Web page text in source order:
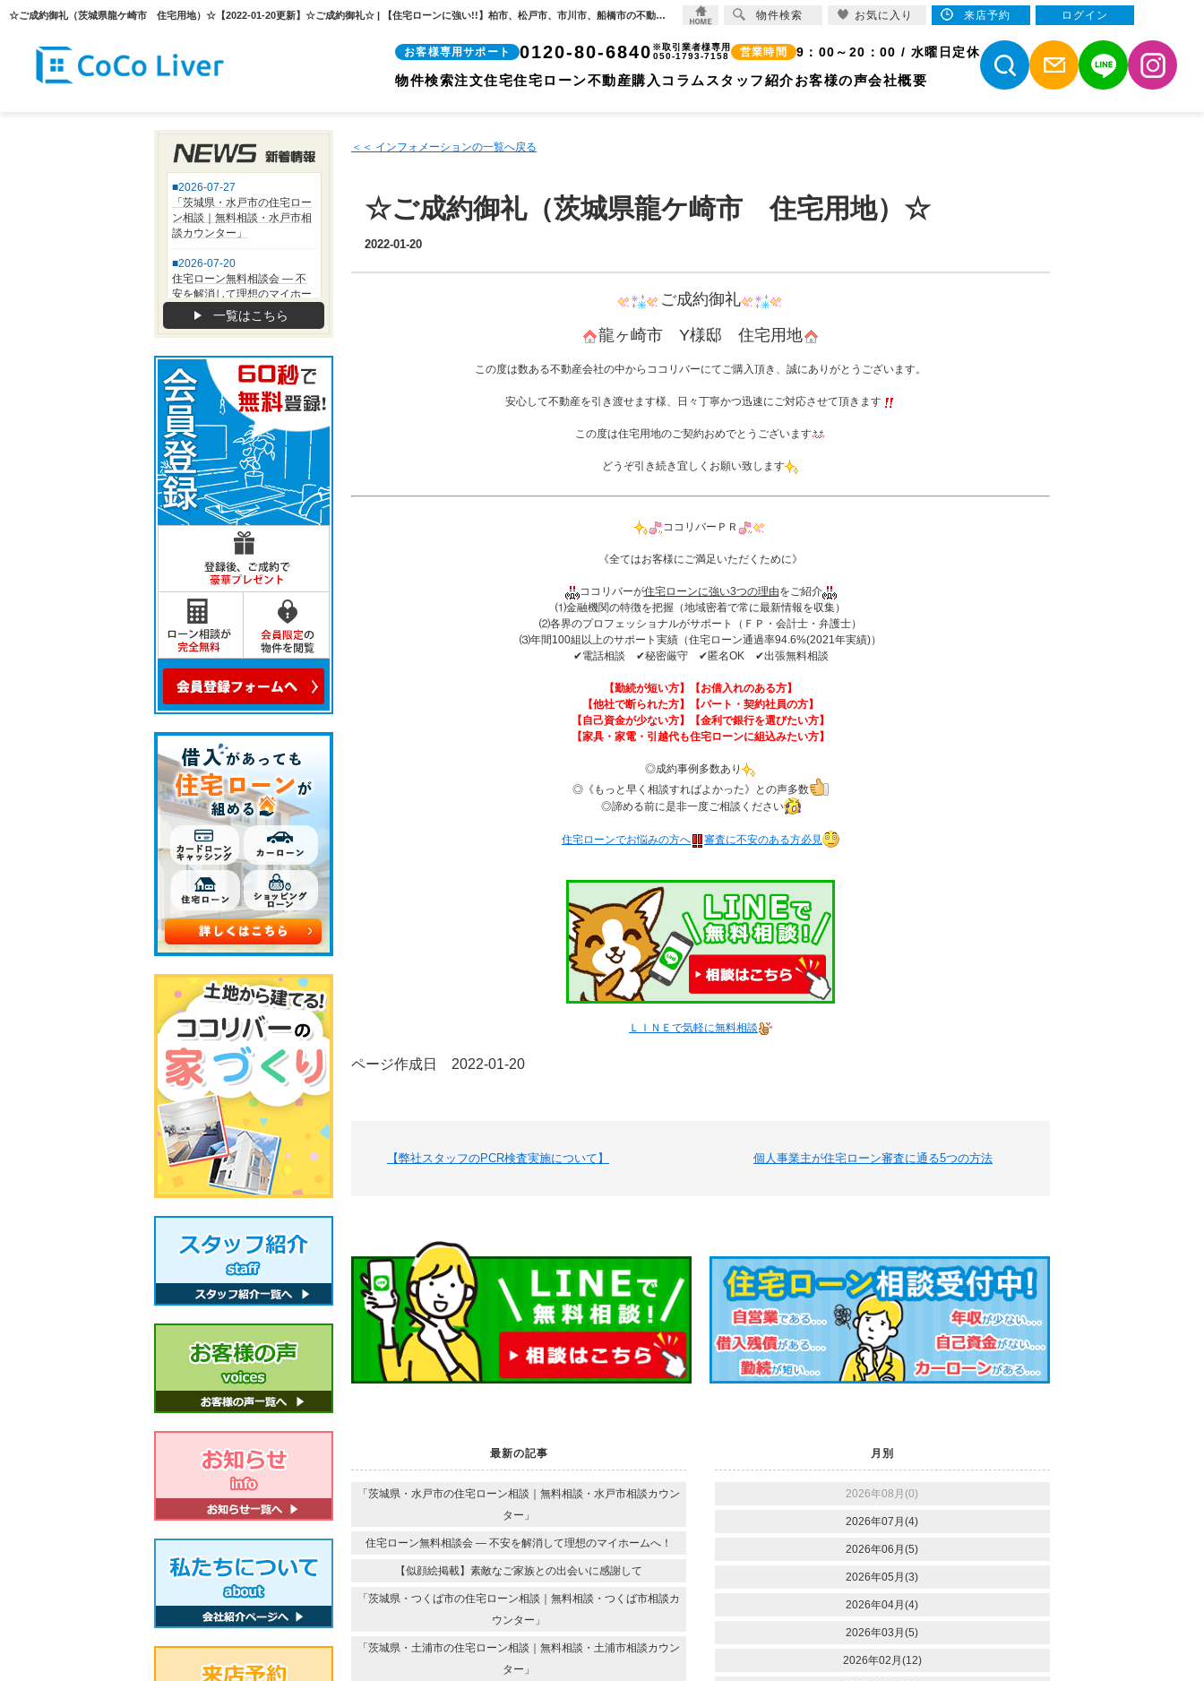
☆ご成約御礼（茨城県龍ケ崎市 住宅用地）☆【2022-01-20更新】☆ご成約御礼☆ | 【住宅ローンに強い!!】柏市、松戸市、市川市、船橋市の不動産のことなら株式会社ココリバーの不動産のことなら株式会社ココリバー
お客様専用サポート 0120-80-6840 ※取引業者様専用
050-1793-7158
営業時間 9：00～20：00 / 水曜日定休
物件検索注文住宅住宅ローン不動産購入コラム スタッフ紹介お客様の声会社概要
＜＜ インフォメーションの一覧へ戻る
☆ご成約御礼（茨城県龍ケ崎市 住宅用地）☆
2022-01-20
ご成約御礼
龍ヶ崎市 Y様邸 住宅用地
この度は数ある不動産会社の中からココリバーにてご購入頂き、誠にありがとうございます。
安心して不動産を引き渡せます様、日々丁寧かつ迅速にご対応させて頂きます
この度は住宅用地のご契約おめでとうございます
どうぞ引き続き宜しくお願い致します
ココリバーＰＲ
《全てはお客様にご満足いただくために》
ココリバーが住宅ローンに強い3つの理由をご紹介
⑴金融機関の特徴を把握（地域密着で常に最新情報を収集）
⑵各界のプロフェッショナルがサポート（ＦＰ・会計士・弁護士）
⑶年間100組以上のサポート実績（住宅ローン通過率94.6%(2021年実績)）
✔︎電話相談 ✔︎秘密厳守 ✔︎匿名OK ✔︎出張無料相談
【勤続が短い方】【お借入れのある方】
【他社で断られた方】【パート・契約社員の方】
【自己資金が少ない方】【金利で銀行を選びたい方】
【家具・家電・引越代も住宅ローンに組込みたい方】
◎成約事例多数あり
◎《もっと早く相談すればよかった》との声多数
◎諦める前に是非一度ご相談ください
住宅ローンでお悩みの方へ 審査に不安のある方必見
ＬＩＮＥで気軽に無料相談
ページ作成日 2022-01-20
【弊社スタッフのPCR検査実施について】 個人事業主が住宅ローン審査に通る5つの方法
最新の記事
「茨城県・水戸市の住宅ローン相談｜無料相談・水戸市相談カウン
ター」
住宅ローン無料相談会 ― 不安を解消して理想のマイホームへ！
【似顔絵掲載】素敵なご家族との出会いに感謝して
「茨城県・つくば市の住宅ローン相談｜無料相談・つくば市相談カ
ウンター」
「茨城県・土浦市の住宅ローン相談｜無料相談・土浦市相談カウン
ター」
月別
2026年08月(0)
2026年07月(4)
2026年06月(5)
2026年05月(3)
2026年04月(4)
2026年03月(5)
2026年02月(12)
一覧はこちら
物件検索 お気に入り 来店予約 ログイン